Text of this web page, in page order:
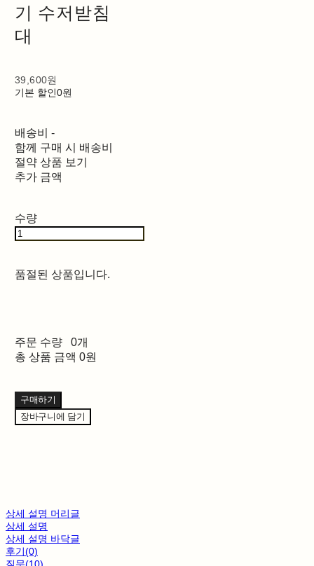
기 수저받침
대
39,600원
기본 할인0원
배송비 -
함께 구매 시 배송비
절약 상품 보기
추가 금액
수량
품절된 상품입니다.
주문 수량
0개
총 상품 금액 0원
구매하기
장바구니에 담기
상세 설명 머리글
상세 설명
상세 설명 바닥글
후기(0)
질문(10)